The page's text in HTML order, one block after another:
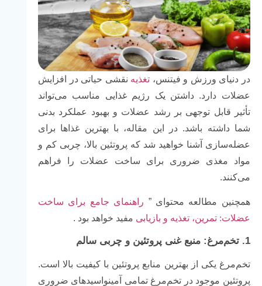
در دنیای ورزش و فیتنس، تغذیه نقشی حیاتی در افزایش
عضلات دارد. داشتن یک رژیم غذایی مناسب می‌تواند
تأثیر قابل توجهی بر رشد عضلات و بهبود عملکرد بدنی
شما داشته باشد. در این مقاله، با بهترین غذاها برای
عضله‌سازی آشنا خواهید شد که پروتئین بالا، چربی کم و
مواد مغذی ضروری برای ساخت عضلات را فراهم
می‌کنند.
همچنین مطالعه محتوای ” راهنمای جامع برای ساخت
عضلات: تمرین، تغذیه و بازیابی مفید خواهد بود .
1. تخم‌مرغ: منبع غنی پروتئین و چربی سالم
تخم‌مرغ یکی از بهترین منابع پروتئین با کیفیت بالا است.
پروتئین موجود در تخم‌مرغ تمامی آمینواسیدهای ضروری